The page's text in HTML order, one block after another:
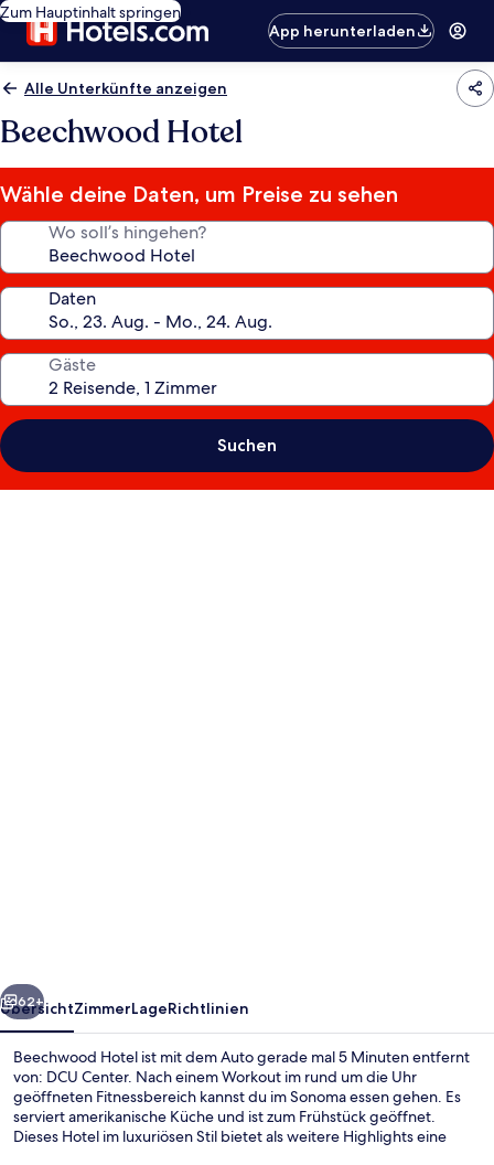
Zum Hauptinhalt springen
App herunterladen
Alle Unterkünfte anzeigen
Beechwood Hotel
Wähle deine Daten, um Preise zu sehen
Wo soll’s hingehen?
Daten
Gäste
Suchen
Weiter
62+
ÜbersichtZimmerLageRichtlinien
Beechwood Hotel ist mit dem Auto gerade mal 5 Minuten entfernt
von: DCU Center. Nach einem Workout im rund um die Uhr
geöffneten Fitnessbereich kannst du im Sonoma essen gehen. Es
serviert amerikanische Küche und ist zum Frühstück geöffnet.
Dieses Hotel im luxuriösen Stil bietet als weitere Highlights eine